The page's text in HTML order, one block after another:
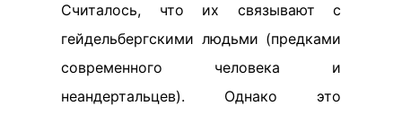
Считалось, что их связывают с
гейдельбергскими людьми (предками
современного человека и
неандертальцев). Однако это